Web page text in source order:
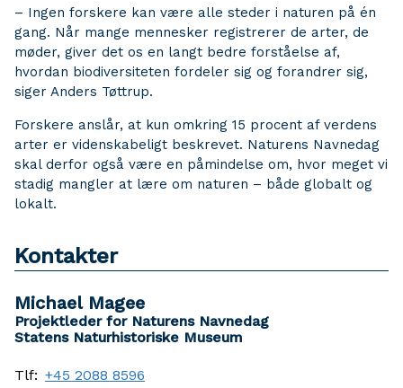
– Ingen forskere kan være alle steder i naturen på én
gang. Når mange mennesker registrerer de arter, de
møder, giver det os en langt bedre forståelse af,
hvordan biodiversiteten fordeler sig og forandrer sig,
siger Anders Tøttrup.
Forskere anslår, at kun omkring 15 procent af verdens
arter er videnskabeligt beskrevet. Naturens Navnedag
skal derfor også være en påmindelse om, hvor meget vi
stadig mangler at lære om naturen – både globalt og
lokalt.
Kontakter
Michael Magee
Projektleder for Naturens Navnedag
Statens Naturhistoriske Museum
Tlf: +45 2088 8596